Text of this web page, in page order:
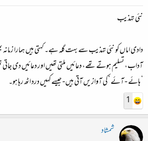
نئی تہذیب
دادی اماں کو نئی تہذیب سے بہت گلہ ہے۔ کہتی ہیں ہمارا زمانہ
آداب، تسلیم ہوتے تھے، دعائیں ملتی تھیں اور دعائیں دی
‘ ہائے - آئے ‘ کی آوازیں آتی ہیں- جیسے کہیں درد اٹھ رہا ہو۔
1
شمشاد